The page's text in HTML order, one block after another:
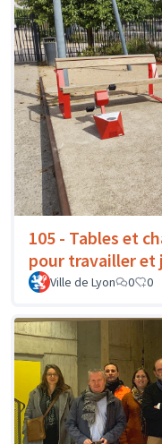
105 - Tables et
pour travailler et
Ville de Lyon 0 0